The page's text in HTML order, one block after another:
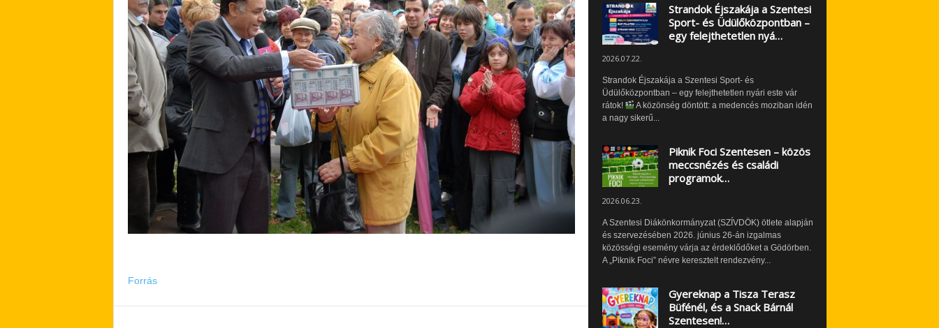
Forrás
Strandok Éjszakája a Szentesi
Sport- és Üdülőközpontban –
egy felejthetetlen nyá…
2026.07.22.
Strandok Éjszakája a Szentesi Sport- és
Üdülőközpontban – egy felejthetetlen nyári este vár
rátok!
A közönség döntött: a medencés moziban idén
a nagy sikerű...
Piknik Foci Szentesen – közös
meccsnézés és családi
programok…
2026.06.23.
A Szentesi Diákönkormányzat (SZÍVDÖK) ötlete alapján
és szervezésében 2026. június 26-án izgalmas
közösségi esemény várja az érdeklődőket a Gödörben.
A „Piknik Foci” névre keresztelt rendezvény...
Gyereknap a Tisza Terasz
Büfénél, és a Snack Bárnál
Szentesen!…